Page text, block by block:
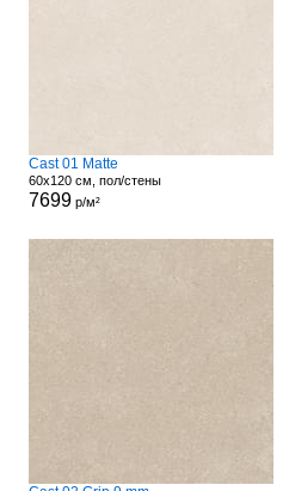
Cast 01 Matte
60x120 см, пол/стены
7699р/м²